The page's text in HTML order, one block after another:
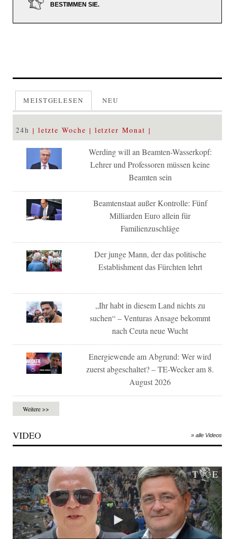
BESTIMMEN SIE.
MEISTGELESEN NEU
24h letzte Woche letzter Monat
Werding will an Beamten-Wasserkopf:
Lehrer und Professoren müssen keine
Beamten sein
Beamtenstaat außer Kontrolle: Fünf
Milliarden Euro allein für
Familienzuschläge
Der junge Mann, der das politische
Establishment das Fürchten lehrt
„Ihr habt in diesem Land nichts zu
suchen“ – Venturas Ansage bekommt
nach Ceuta neue Wucht
Energiewende am Abgrund: Wer wird
zuerst abgeschaltet? – TE-Wecker am 8.
August 2026
Weitere >>
VIDEO » alle Videos